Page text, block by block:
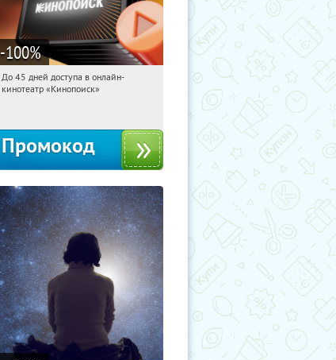
-100%
11:07:56 Получили:
До 45 дней доступа в онлайн-
кинотеатр «Кинопоиск»
Промокод